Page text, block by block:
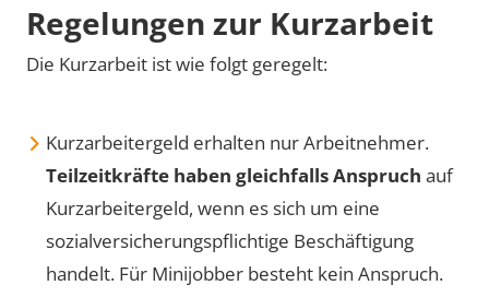
Regelungen zur Kurzarbeit
Die Kurzarbeit ist wie folgt geregelt:
Kurzarbeitergeld erhalten nur Arbeitnehmer.
Teilzeitkräfte haben gleichfalls Anspruch auf
Kurzarbeitergeld, wenn es sich um eine
sozialversicherungspflichtige Beschäftigung
handelt. Für Minijobber besteht kein Anspruch.